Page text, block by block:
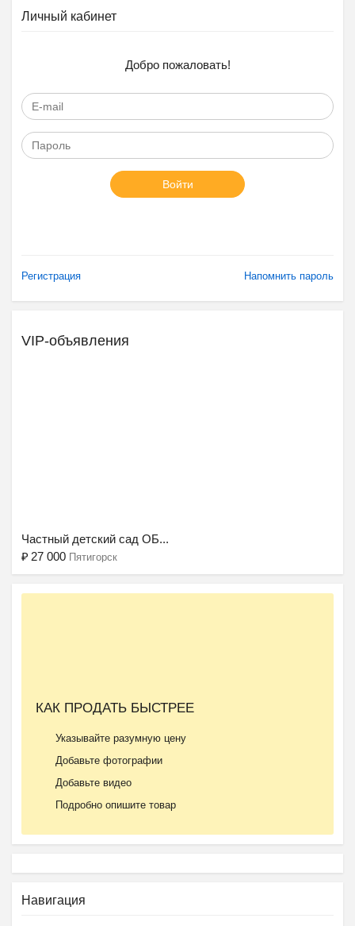
Личный кабинет
Добро пожаловать!
Войти
Регистрация Напомнить пароль
VIP-объявления
Частный детский сад ОБ...
₽ 27 000 Пятигорск
Ещё 2 фото
КАК ПРОДАТЬ БЫСТРЕЕ
Указывайте разумную цену
Добавьте фотографии
Добавьте видео
Подробно опишите товар
Навигация